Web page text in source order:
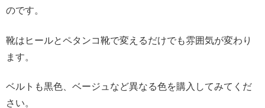
のです。
靴はヒールとペタンコ靴で変えるだけでも雰囲気が変わり
ます。
ベルトも黒色、ベージュなど異なる色を購入してみてくだ
さい。